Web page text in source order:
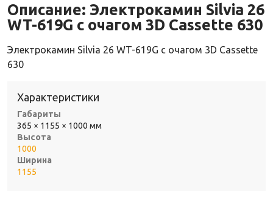
Описание: Электрокамин Silvia 26
WT-619G с очагом 3D Cassette 630
Электрокамин Silvia 26 WT-619G с очагом 3D Cassette
630
Характеристики
Габариты
365 × 1155 × 1000 мм
Высота
1000
Ширина
1155